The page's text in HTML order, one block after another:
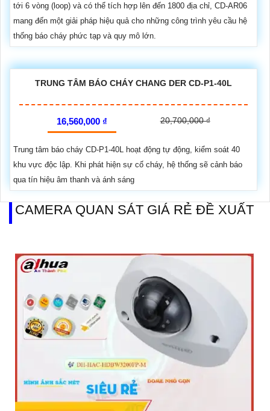
tới 6 vòng (loop) và có thể tích hợp lên đến 1800 địa chỉ, CD-AR06
mang đến một giải pháp hiệu quả cho những công trình yêu cầu hệ
thống báo cháy phức tạp và quy mô lớn.
TRUNG TÂM BÁO CHÁY CHANG DER CD-P1-40L
16,560,000 ₫ 20,700,000 ₫
Trung tâm báo cháy CD-P1-40L hoạt động tự động, kiểm soát 40
khu vực độc lập. Khi phát hiện sự cố cháy, hệ thống sẽ cảnh báo
qua tín hiệu âm thanh và ánh sáng
CAMERA QUAN SÁT GIÁ RẺ ĐỀ XUẤT